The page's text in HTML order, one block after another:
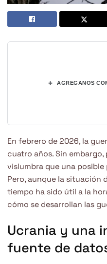
+ AGREGANOS
En febrero de 2026, la
cuatro años. Sin
vislumbra que una posible
Pero, aunque la situación
tiempo ha sido útil a la
cómo se desarrollan las
Ucrania y una
fuente de